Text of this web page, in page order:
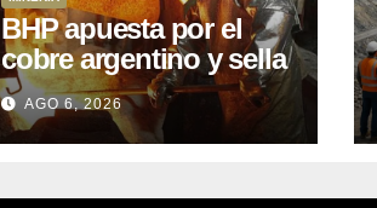
BHP apuesta por el
cobre argentino y sella
acuerdo con Kobrea
para siete proyecto
AGO 6, 2026